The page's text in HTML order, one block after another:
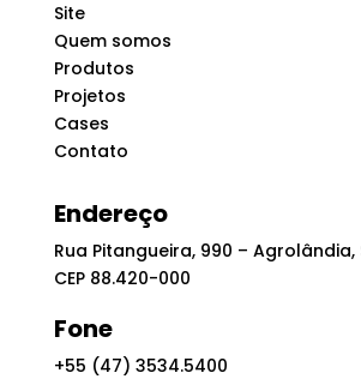
Site
Quem somos
Produtos
Projetos
Cases
Contato
Endereço
Rua Pitangueira, 990 – Agrolândia,
CEP 88.420-000
Fone
+55 (47) 3534.5400